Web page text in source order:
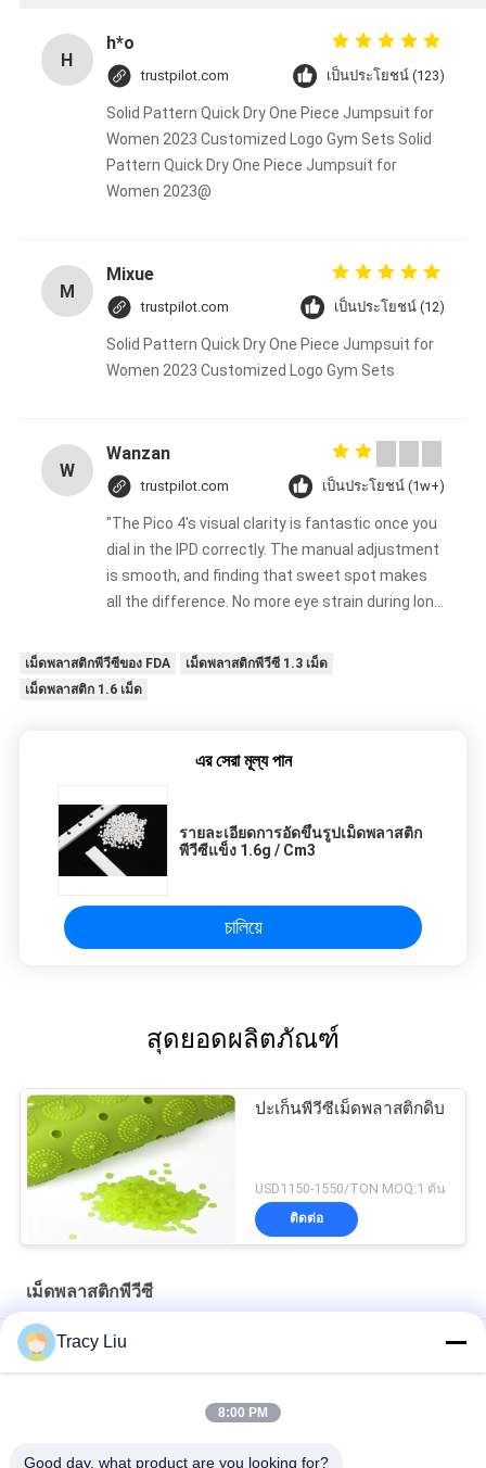
H
h*o
trustpilot.com เป็นประโยชน์ (123)
Solid Pattern Quick Dry One Piece Jumpsuit for
Women 2023 Customized Logo Gym Sets Solid
Pattern Quick Dry One Piece Jumpsuit for
Women 2023@
M
Mixue
trustpilot.com เป็นประโยชน์ (12)
Solid Pattern Quick Dry One Piece Jumpsuit for
Women 2023 Customized Logo Gym Sets
W
Wanzan
trustpilot.com เป็นประโยชน์ (1w+)
"The Pico 4's visual clarity is fantastic once you
dial in the IPD correctly. The manual adjustment
is smooth, and finding that sweet spot makes
all the difference. No more eye strain during long
set it up properly!""The Pico 4's visual clarity is
fantastic once you dial in the IPD correctly. The
eye strain during long sessions. Highly
properly!""The Pico 4's visual clarity is fantastic
once you dial in the IPD correctly. The manual
adjustment is smooth, and finding that sweet
strain during long sessions. Highly recommend
taking the time to set it up properly!""The Pico
the difference. No more eye strain during long
เม็ดพลาสติกพีวีซีของ FDA
เม็ดพลาสติกพีวีซี 1.3 เม็ด
เม็ดพลาสติก 1.6 เม็ด
এর সেরা মূল্য পান
รายละเอียดการอัดขึ้นรูปเม็ดพลาสติก
พีวีซีแข็ง 1.6g / Cm3
চালিয়ে
สุดยอดผลิตภัณฑ์
ปะเก็นพีวีซีเม็ดพลาสติกดิบ
USD1150-1550/TON MOQ:1 ตัน
ติดต่อ
เม็ดพลาสติกพีวีซี
เม็ดพลาสติกพีวีซี SG 3 ยืดหยุ่นคริสตัล 100%
Tracy Liu
8:00 PM
Good day, what product are you looking for?